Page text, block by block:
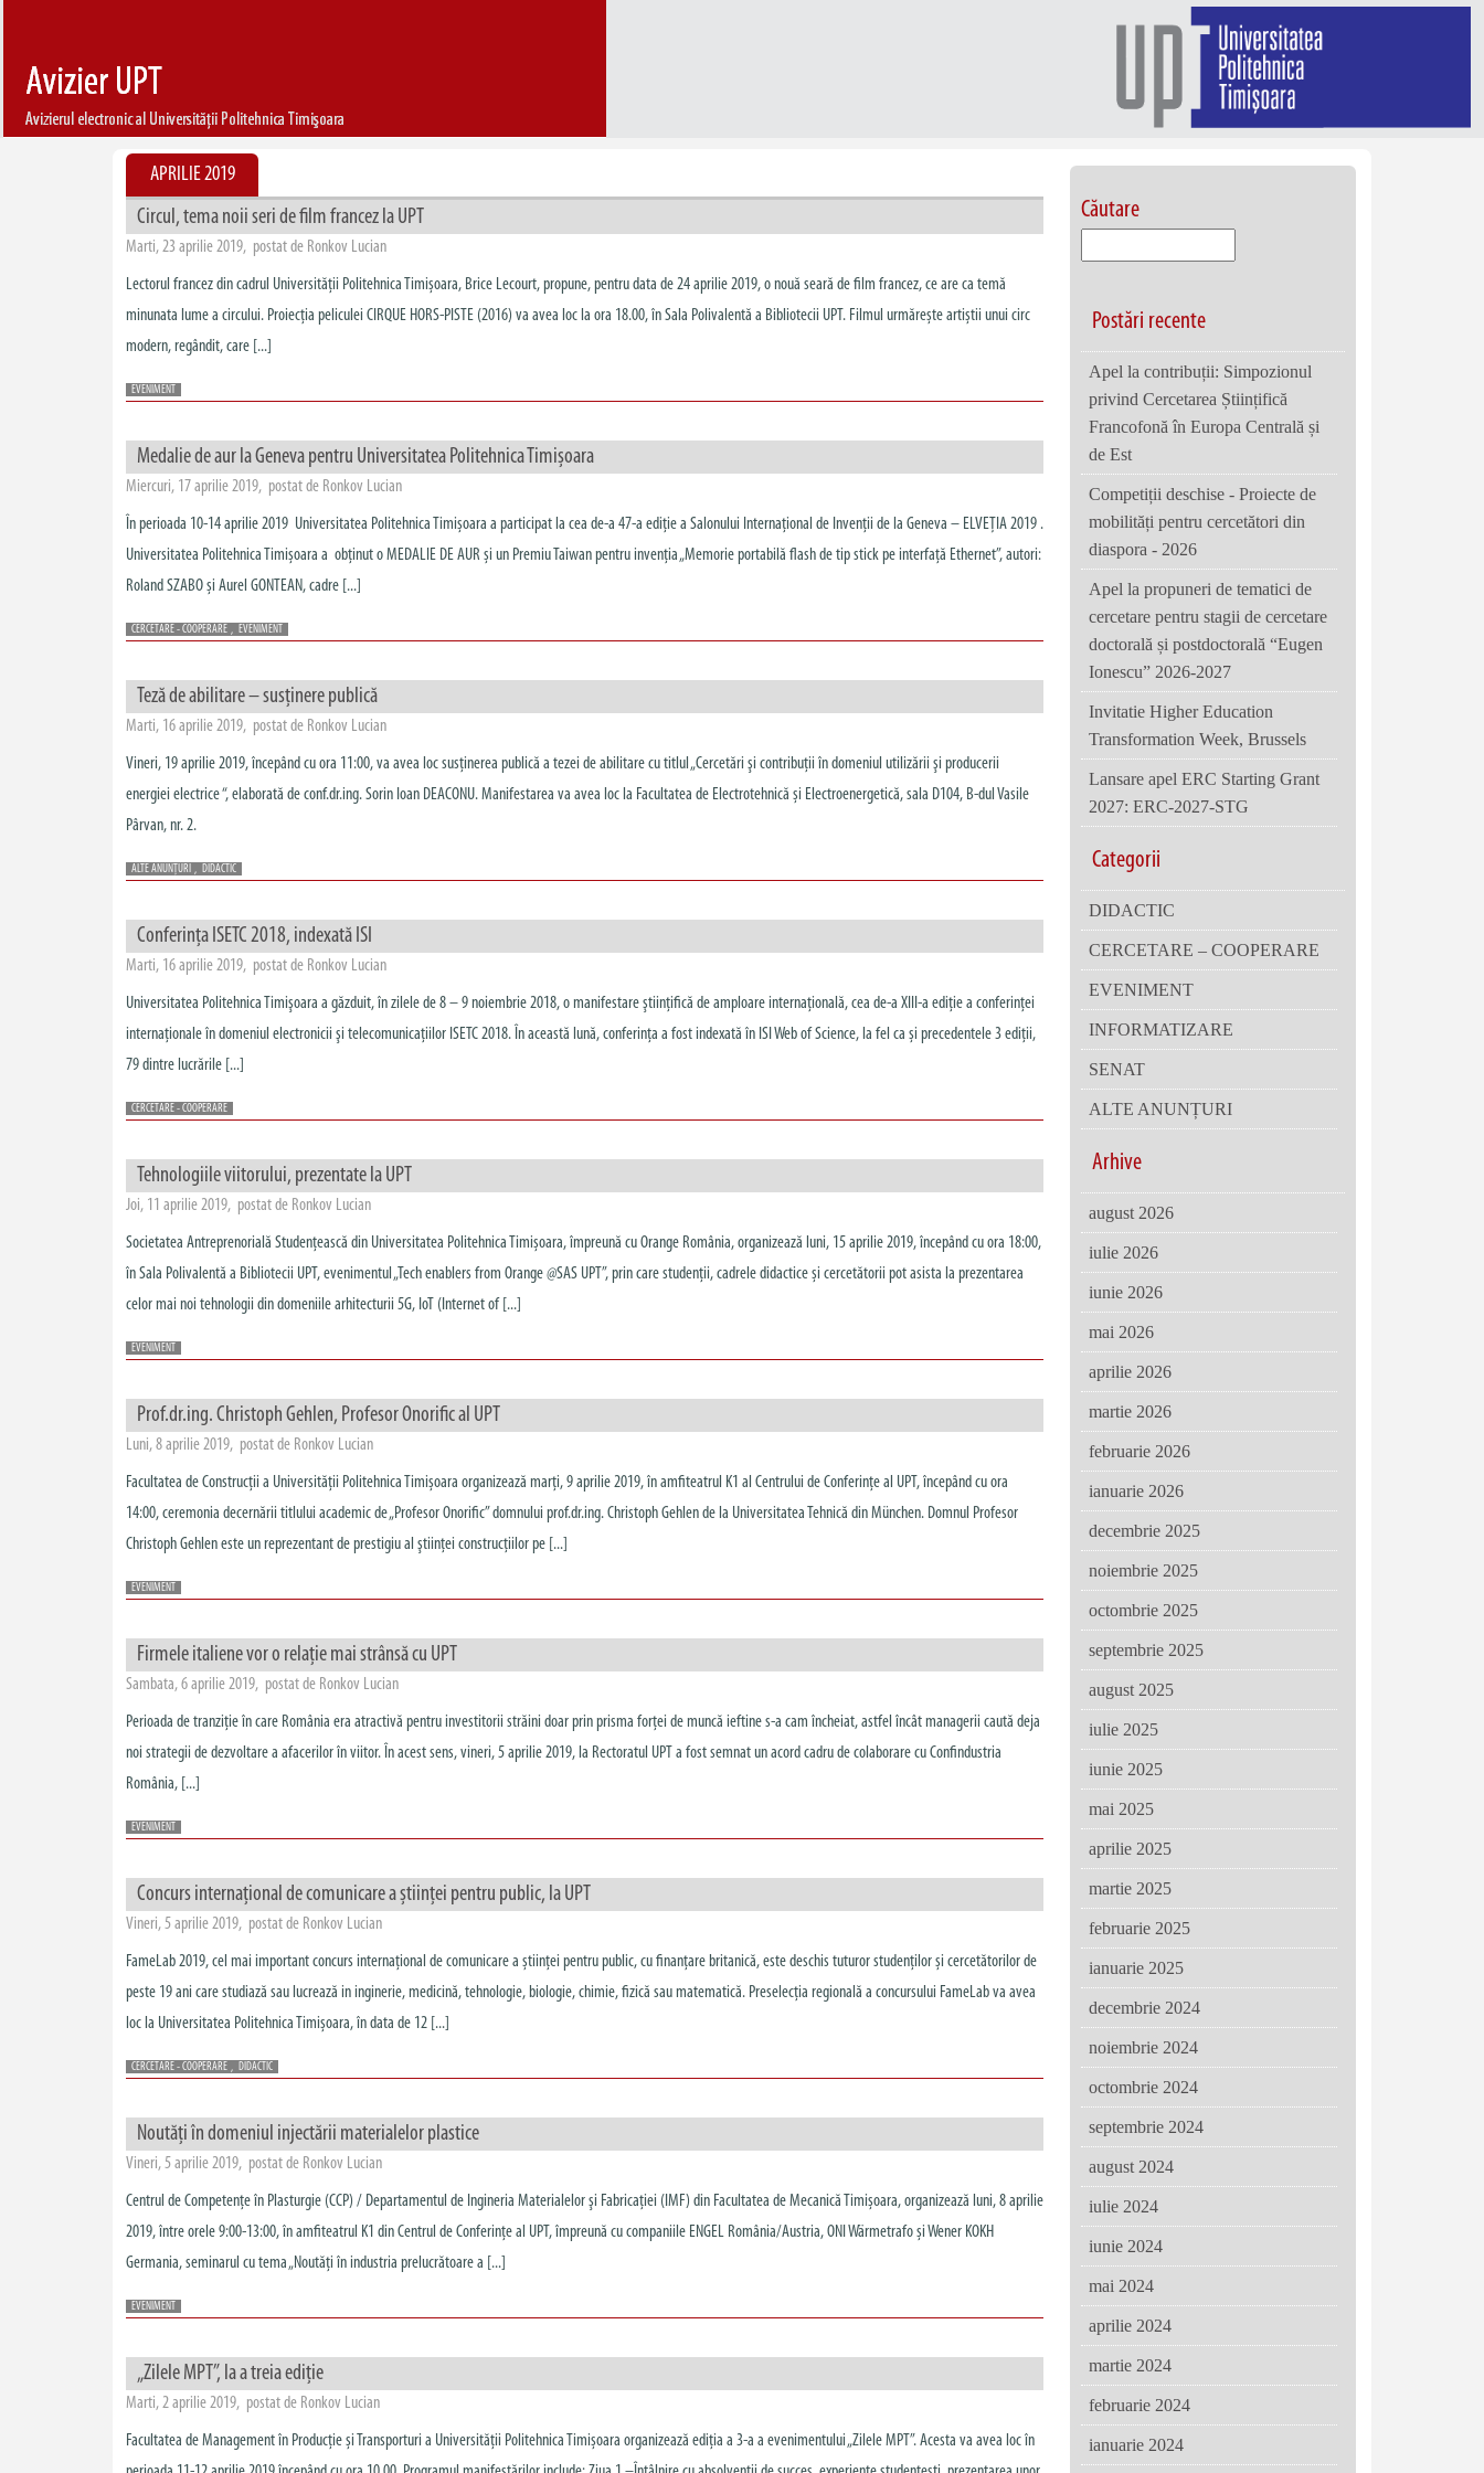
APRILIE 2019
Circul, tema noii seri de film francez la UPT
Marti, 23 aprilie 2019, postat de Ronkov Lucian
Lectorul francez din cadrul Universității Politehnica Timișoara, Brice Lecourt, propune, pentru data de 24 aprilie 2019, o nouă seară de film francez, ce are ca temă
minunata lume a circului. Proiecția peliculei CIRQUE HORS-PISTE (2016) va avea loc la ora 18.00, în Sala Polivalentă a Bibliotecii UPT. Filmul urmărește artiștii unui circ
modern, regândit, care [...]
EVENIMENT
Medalie de aur la Geneva pentru Universitatea Politehnica Timișoara
Miercuri, 17 aprilie 2019, postat de Ronkov Lucian
În perioada 10-14 aprilie 2019 Universitatea Politehnica Timișoara a participat la cea de-a 47-a ediție a Salonului Internaţional de Invenţii de la Geneva – ELVEȚIA 2019 .
Universitatea Politehnica Timișoara a obținut o MEDALIE DE AUR și un Premiu Taiwan pentru invenția „Memorie portabilă flash de tip stick pe interfață Ethernet”, autori:
Roland SZABO și Aurel GONTEAN, cadre [...]
CERCETARE - COOPERARE , EVENIMENT
Teză de abilitare – susținere publică
Marti, 16 aprilie 2019, postat de Ronkov Lucian
Vineri, 19 aprilie 2019, începând cu ora 11:00, va avea loc susținerea publică a tezei de abilitare cu titlul „Cercetări şi contribuţii în domeniul utilizării şi producerii
energiei electrice “, elaborată de conf.dr.ing. Sorin Ioan DEACONU. Manifestarea va avea loc la Facultatea de Electrotehnică și Electroenergetică, sala D104, B-dul Vasile
Pârvan, nr. 2.
ALTE ANUNȚURI , DIDACTIC
Conferința ISETC 2018, indexată ISI
Marti, 16 aprilie 2019, postat de Ronkov Lucian
Universitatea Politehnica Timişoara a găzduit, în zilele de 8 – 9 noiembrie 2018, o manifestare ştiinţifică de amploare internaţională, cea de-a XIII-a ediţie a conferinţei
internaţionale în domeniul electronicii şi telecomunicaţiilor ISETC 2018. În această lună, conferința a fost indexată în ISI Web of Science, la fel ca și precedentele 3 ediții,
79 dintre lucrările [...]
CERCETARE - COOPERARE
Tehnologiile viitorului, prezentate la UPT
Joi, 11 aprilie 2019, postat de Ronkov Lucian
Societatea Antreprenorială Studențească din Universitatea Politehnica Timișoara, împreună cu Orange România, organizează luni, 15 aprilie 2019, începând cu ora 18:00,
în Sala Polivalentă a Bibliotecii UPT, evenimentul „Tech enablers from Orange @SAS UPT”, prin care studenții, cadrele didactice și cercetătorii pot asista la prezentarea
celor mai noi tehnologii din domeniile arhitecturii 5G, IoT (Internet of [...]
EVENIMENT
Prof.dr.ing. Christoph Gehlen, Profesor Onorific al UPT
Luni, 8 aprilie 2019, postat de Ronkov Lucian
Facultatea de Construcții a Universității Politehnica Timișoara organizează marți, 9 aprilie 2019, în amfiteatrul K1 al Centrului de Conferințe al UPT, începând cu ora
14:00, ceremonia decernării titlului academic de „Profesor Onorific” domnului prof.dr.ing. Christoph Gehlen de la Universitatea Tehnică din München. Domnul Profesor
Christoph Gehlen este un reprezentant de prestigiu al ştiinţei construcţiilor pe [...]
EVENIMENT
Firmele italiene vor o relație mai strânsă cu UPT
Sambata, 6 aprilie 2019, postat de Ronkov Lucian
Perioada de tranziție în care România era atractivă pentru investitorii străini doar prin prisma forței de muncă ieftine s-a cam încheiat, astfel încât managerii caută deja
noi strategii de dezvoltare a afacerilor în viitor. În acest sens, vineri, 5 aprilie 2019, la Rectoratul UPT a fost semnat un acord cadru de colaborare cu Confindustria
România, [...]
EVENIMENT
Concurs internațional de comunicare a științei pentru public, la UPT
Vineri, 5 aprilie 2019, postat de Ronkov Lucian
FameLab 2019, cel mai important concurs internațional de comunicare a științei pentru public, cu finanțare britanică, este deschis tuturor studenților și cercetătorilor de
peste 19 ani care studiază sau lucrează in inginerie, medicină, tehnologie, biologie, chimie, fizică sau matematică. Preselecția regională a concursului FameLab va avea
loc la Universitatea Politehnica Timișoara, în data de 12 [...]
CERCETARE - COOPERARE , DIDACTIC
Noutăți în domeniul injectării materialelor plastice
Vineri, 5 aprilie 2019, postat de Ronkov Lucian
Centrul de Competențe în Plasturgie (CCP) / Departamentul de Ingineria Materialelor şi Fabricaţiei (IMF) din Facultatea de Mecanică Timișoara, organizează luni, 8 aprilie
2019, între orele 9:00-13:00, în amfiteatrul K1 din Centrul de Conferințe al UPT, împreună cu companiile ENGEL România/Austria, ONI Wärmetrafo și Wener KOKH
Germania, seminarul cu tema „Noutăți în industria prelucrătoare a [...]
EVENIMENT
„Zilele MPT”, la a treia ediție
Marti, 2 aprilie 2019, postat de Ronkov Lucian
Facultatea de Management în Producție și Transporturi a Universității Politehnica Timișoara organizează ediția a 3-a a evenimentului „Zilele MPT”. Acesta va avea loc în
Căutare
Postări recente
Apel la contribuții: Simpozionul
privind Cercetarea Științifică
Francofonă în Europa Centrală și
de Est
Competiții deschise - Proiecte de
mobilități pentru cercetători din
diaspora - 2026
Apel la propuneri de tematici de
cercetare pentru stagii de cercetare
doctorală și postdoctorală “Eugen
Ionescu” 2026-2027
Invitatie Higher Education
Transformation Week, Brussels
Lansare apel ERC Starting Grant
2027: ERC-2027-STG
Categorii
DIDACTIC
CERCETARE – COOPERARE
EVENIMENT
INFORMATIZARE
SENAT
ALTE ANUNȚURI
Arhive
august 2026
iulie 2026
iunie 2026
mai 2026
aprilie 2026
martie 2026
februarie 2026
ianuarie 2026
decembrie 2025
noiembrie 2025
octombrie 2025
septembrie 2025
august 2025
iulie 2025
iunie 2025
mai 2025
aprilie 2025
martie 2025
februarie 2025
ianuarie 2025
decembrie 2024
noiembrie 2024
octombrie 2024
septembrie 2024
august 2024
iulie 2024
iunie 2024
mai 2024
aprilie 2024
martie 2024
februarie 2024
ianuarie 2024